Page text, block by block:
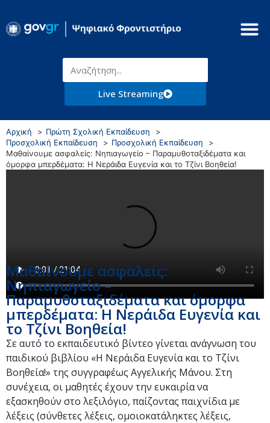
Live Streaming
Αρχική
Πρώτη Σχολική Εκπαίδευση
Προσχολική Εκπαίδευση
Προσχολική Εκπαίδευση
Μαθαίνουμε ασφαλείς: Νηπιαγωγείο – Παραμυθοταξιδέματα και
όμορφα μπερδέματα: Η Νεράιδα Ευγενία και το Τζίνι Βοηθεία!
Μαθαίνουμε ασφαλείς:
Νηπιαγωγείο –
Παραμυθοταξιδέματα και όμορφα
μπερδέματα: Η Νεράιδα Ευγενία και
το Τζίνι Βοηθεία!
Σε αυτό το εκπαιδευτικό βίντεο γίνεται ανάγνωση του
παιδικού βιβλίου «Η Νεράιδα Ευγενία και το Τζίνι
Βοηθεία!» της συγγραφέως Αγγελικής Μάνου. Στη
συνέχεια, οι μαθητές έχουν την ευκαιρία να
εξασκηθούν στο λεξιλόγιο, παίζοντας παιχνίδια με
λέξεις (σύνθετες λέξεις, ομοιοκατάληκτες λέξεις,